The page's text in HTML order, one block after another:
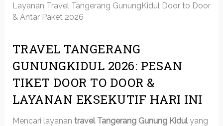
Layanan Travel Tangerang GunungKidul Door to Door
& Antar Paket 2026
TRAVEL TANGERANG
GUNUNGKIDUL 2026: PESAN
TIKET DOOR TO DOOR &
LAYANAN EKSEKUTIF HARI INI
Mencari layanan travel Tangerang Gunung Kidulyang